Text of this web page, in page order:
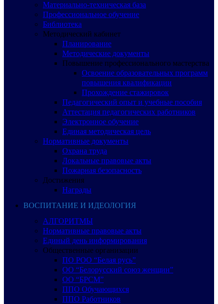
Материально-техническая база
Профессиональное обучение
Библиотека
Методический кабинет
Планирование
Методические документы
Повышение профессионального мастерства
Освоение образовательных программ
повышения квалификации
Прохождение стажировок
Педагогический опыт и учебные пособия
Аттестация педагогических работников
Электронное обучение
Единая методическая цель
Нормативные документы
Охрана труда
Локальные правовые акты
Пожарная безопасность
Достижения
Награды
ВОСПИТАНИЕ И ИДЕОЛОГИЯ
АЛГОРИТМЫ
Нормативные правовые акты
Единый день информирования
Общественные организации
ПО РОО “Белая русь”
ОО “Белорусский союз женщин”
ОО “БРСМ”
ППО Обучающихся
ППО Работников